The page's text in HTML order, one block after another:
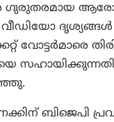
ഗുരുതരമായ
ദൃശ്യങ്ങൾ
വോട്ടർമാരെ
ബിജെപി